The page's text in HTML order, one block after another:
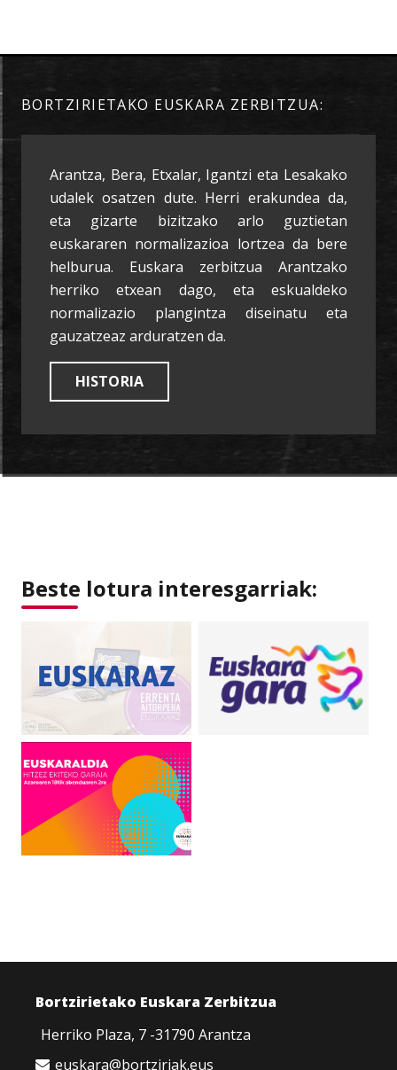
BORTZIRIETAKO EUSKARA ZERBITZUA:
Arantza, Bera, Etxalar, Igantzi eta Lesakako
udalek osatzen dute. Herri erakundea da,
eta gizarte bizitzako arlo guztietan
euskararen normalizazioa lortzea da bere
helburua. Euskara zerbitzua Arantzako
herriko etxean dago, eta eskualdeko
normalizazio plangintza diseinatu eta
gauzatzeaz arduratzen da.
HISTORIA
Beste lotura interesgarriak:
Bortzirietako Euskara Zerbitzua
Herriko Plaza, 7 -31790 Arantza
euskara@bortziriak.eus